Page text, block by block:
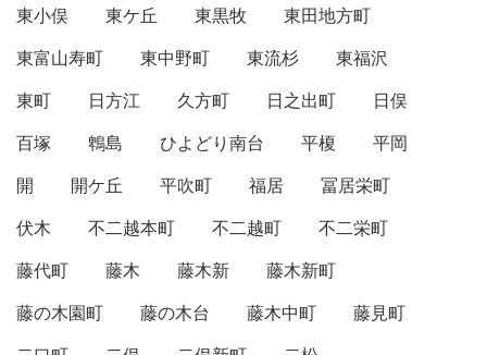
東小俣 東ケ丘 東黒牧
東田地方町
東富山寿町
東中野町 東流杉
東福沢
東町
日方江 久方町 日之出町
日俣
百塚
鵯島 ひよどり南台 平榎
平岡
開
開ケ丘 平吹町 福居
冨居栄町
伏木
不二越本町 不二越町
不二栄町
藤代町
藤木 藤木新
藤木新町
藤の木園町
藤の木台 藤木中町
藤見町